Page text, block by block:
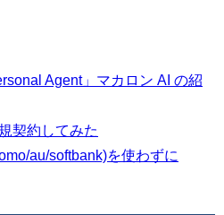
Agent」マカロン AI の紹
契約してみた
au/softbank)を使わずに